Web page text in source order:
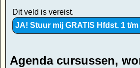
Dit veld is vereist.
Agenda cursussen,